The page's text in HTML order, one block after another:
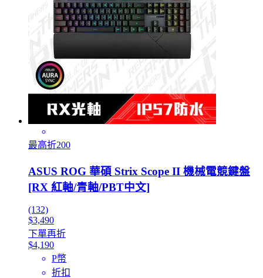
最高折200
ASUS ROG 華碩 Strix Scope II 機械電競鍵盤
[RX 紅軸/青軸/PBT中文]
(132)
$3,490
下單再折
$4,190
P幣
折扣